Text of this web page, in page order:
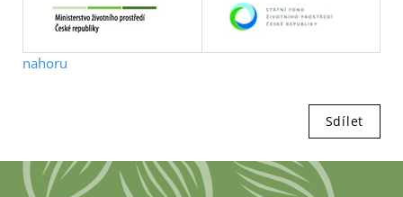
nahoru
Sdílet